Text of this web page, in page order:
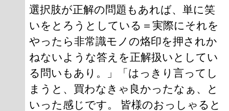
選択肢が正解の問題もあれば、単に笑
いをとろうとしている＝実際にそれを
やったら非常識モノの烙印を押されか
ねないような答えを正解扱いとしてい
る問いもあり。」「はっきり言ってし
まうと、買わなきゃ良かったなぁ、と
いった感じです。 皆様のおっしゃると